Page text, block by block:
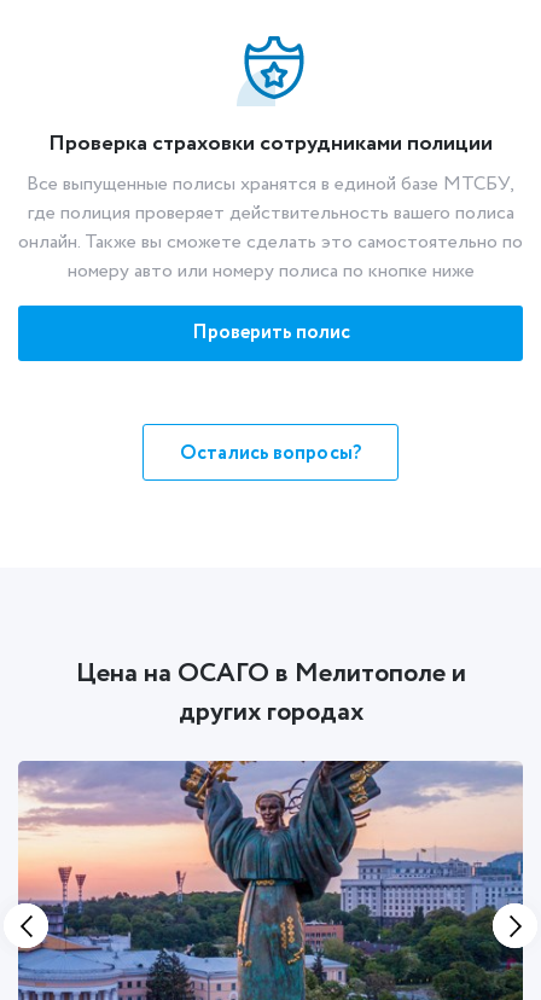
Проверка страховки сотрудниками полиции
Все выпущенные полисы хранятся в единой базе МТСБУ,
где полиция проверяет действительность вашего полиса
онлайн. Также вы сможете сделать это самостоятельно по
номеру авто или номеру полиса по кнопке ниже
Проверить полис
Остались вопросы?
Цена на ОСАГО в Мелитополе и
других городах